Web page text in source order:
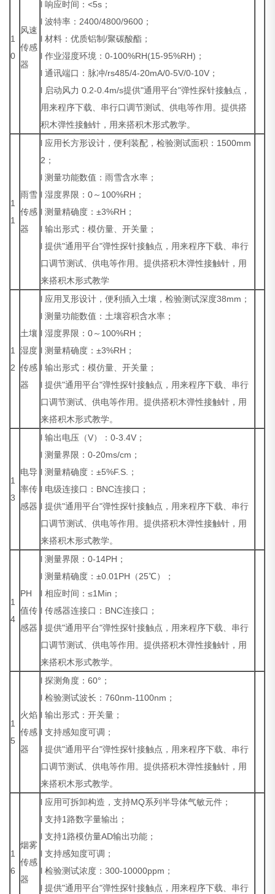
1
0
风速
传感
器
l 响应时间：<5s；
l 波特率：2400/4800/9600；
l 材料：优质铝制/聚碳酸酯；
l 作业湿度环境：0-100%RH(15-95%RH)；
l 通讯端口：脉冲/rs485/4-20mA/0-5V/0-10V；
l 启动风力 0.2-0.4m/s提供"通用平台"弹性探针接触点，
用来程序下载、串行口调节测试、供电等作用。提供搭
积木弹性接触针，用来搭积木形式教学。
1
1
雨雪
传感
器
l 应用长方形设计，便利装配，检验测试面积：1500mm
2；
l 测量功能数值：雨雪含水率；
l 湿度界限：0～100%RH；
l 测量精确度：±3%RH；
l 输出形式：模仿量、开关量；
l 提供"通用平台"弹性探针接触点，用来程序下载、串行
口调节测试、供电等作用。提供搭积木弹性接触针，用
来搭积木形式教学
1
2
土壤
湿度
传感
器
l 应用叉形设计，便利插入土壤，检验测试深度38mm；
l 测量功能数值：土壤容积含水率；
l 湿度界限：0～100%RH；
l 测量精确度：±3%RH；
l 输出形式：模仿量、开关量；
l 提供"通用平台"弹性探针接触点，用来程序下载、串行
口调节测试、供电等作用。提供搭积木弹性接触针，用
来搭积木形式教学。
1
3
电导
率传
感器
l 输出电压（V）：0-3.4V；
l 测量界限：0-20ms/cm；
l 测量精确度：±5%F.S.；
l 电级连接口：BNC连接口；
l 提供"通用平台"弹性探针接触点，用来程序下载、串行
口调节测试、供电等作用。提供搭积木弹性接触针，用
来搭积木形式教学。
1
4
PH
值传
感器
l 测量界限：0-14PH；
l 测量精确度：±0.01PH（25℃）；
l 相应时间：≤1Min；
l 传感器连接口：BNC连接口；
l 提供"通用平台"弹性探针接触点，用来程序下载、串行
口调节测试、供电等作用。提供搭积木弹性接触针，用
来搭积木形式教学。
1
5
火焰
传感
器
l 探测角度：60°；
l 检验测试波长：760nm-1100nm；
l 输出形式：开关量；
l 支持感知度可调；
l 提供"通用平台"弹性探针接触点，用来程序下载、串行
口调节测试、供电等作用。提供搭积木弹性接触针，用
来搭积木形式教学。
1
6
烟雾
传感
器
l 应用可拆卸构造，支持MQ系列半导体气敏元件；
l 支持1路数字量输出；
l 支持1路模仿量AD输出功能；
l 支持感知度可调；
l 检验测试浓度：300-10000ppm；
l 提供"通用平台"弹性探针接触点，用来程序下载、串行